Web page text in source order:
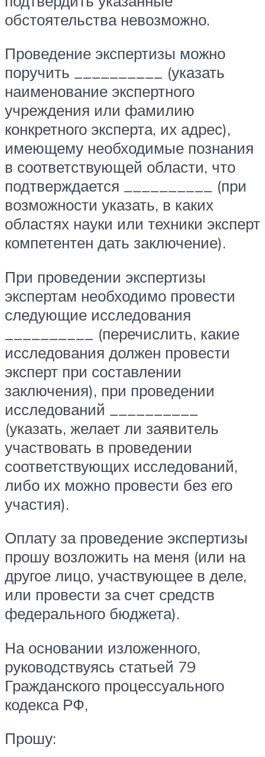
обстоятельства невозможно.
Проведение экспертизы можно
поручить __________ (указать
наименование экспертного
учреждения или фамилию
конкретного эксперта, их адрес),
имеющему необходимые познания
в соответствующей области, что
подтверждается __________ (при
возможности указать, в каких
областях науки или техники эксперт
компетентен дать заключение).
При проведении экспертизы
экспертам необходимо провести
следующие исследования
__________ (перечислить, какие
исследования должен провести
эксперт при составлении
заключения), при проведении
исследований __________
(указать, желает ли заявитель
участвовать в проведении
соответствующих исследований,
либо их можно провести без его
участия).
Оплату за проведение экспертизы
прошу возложить на меня (или на
другое лицо, участвующее в деле,
или провести за счет средств
федерального бюджета).
На основании изложенного,
руководствуясь статьей 79
Гражданского процессуального
кодекса РФ,
Прошу: